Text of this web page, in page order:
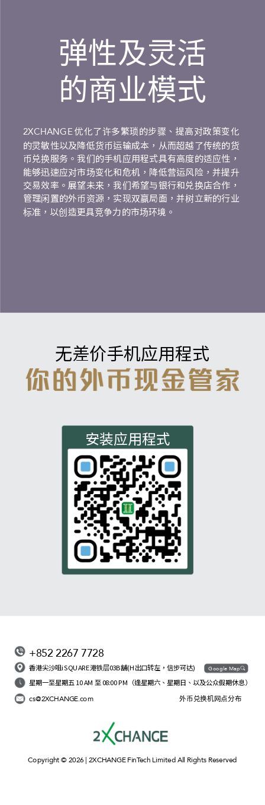
弹性及灵活
的商业模式
2XCHANGE优化了许多繁琐的步骤、提高对政策变化
的灵敏性以及降低货币运输成本，从而超越了传统的货
币兑换服务。我们的手机应用程式具有高度的适应性，
能够迅速应对市场变化和危机，降低营运风险，并提升
交易效率。展望未来，我们希望与银行和兑换店合作，
管理闲置的外币资源，实现双赢局面，并树立新的行业
标准，以创造更具竞争力的市场环境。
无差价手机应用程式
安装应用程式
+852 2267 7728
香港尖沙咀iSQUARE港铁层03B舖(H出口转左，信步可达)
星期一至星期五 10 AM 至 08:00 PM（逢星期六、星期日、以及公众假期休息）
cs@2XCHANGE.com 外币兑换机网点分布
Google Map
Copyright © 2026 | 2XCHANGE FinTech Limited All Rights Reserved